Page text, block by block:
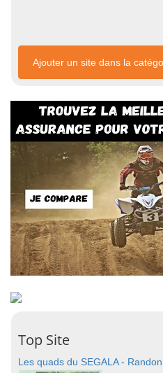
Ajouter un site dans la
Top Site
Les quads du SEGALA -